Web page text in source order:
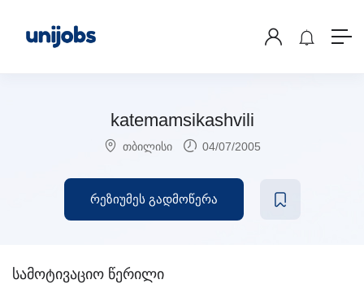
katemamsikashvili
თბილისი 04/07/2005
რეზიუმეს გადმოწერა
სამოტივაციო წერილი